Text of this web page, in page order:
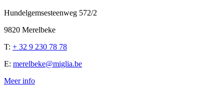
Hundelgemsesteenweg 572/2
9820 Merelbeke
T: + 32 9 230 78 78
E: merelbeke@miglia.be
Meer info